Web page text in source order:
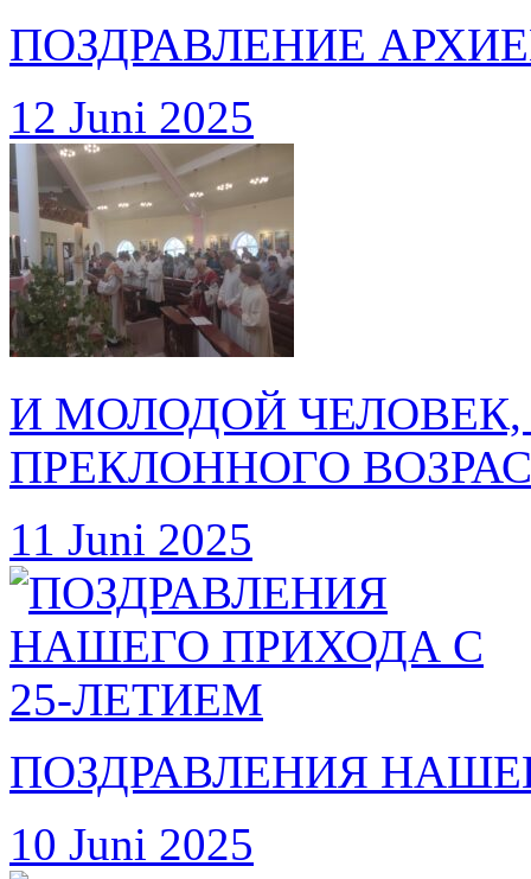
ПОЗДРАВЛЕНИЕ
12 Juni 2025
И МОЛОДОЙ
ПРЕКЛОННОГО
11 Juni 2025
ПОЗДРАВЛЕНИЯ
10 Juni 2025